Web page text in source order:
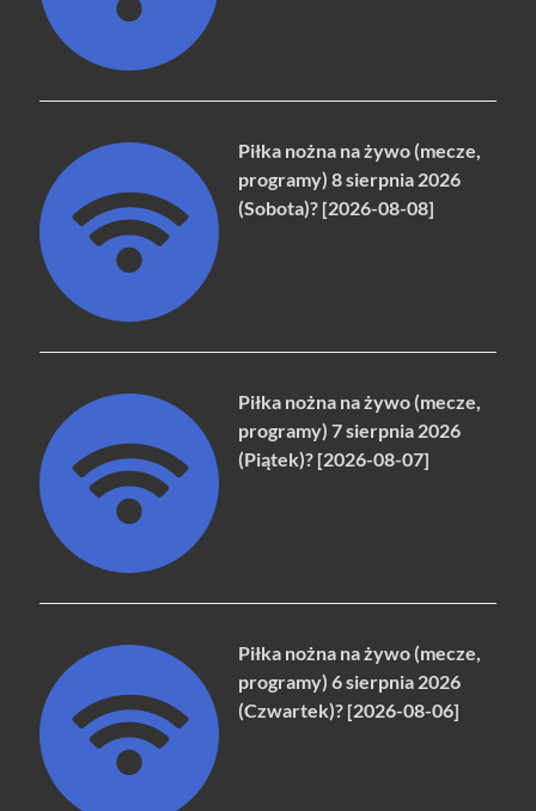
Piłka nożna na żywo (mecze,
programy) 8 sierpnia 2026
(Sobota)? [2026-08-08]
Piłka nożna na żywo (mecze,
programy) 7 sierpnia 2026
(Piątek)? [2026-08-07]
Piłka nożna na żywo (mecze,
programy) 6 sierpnia 2026
(Czwartek)? [2026-08-06]